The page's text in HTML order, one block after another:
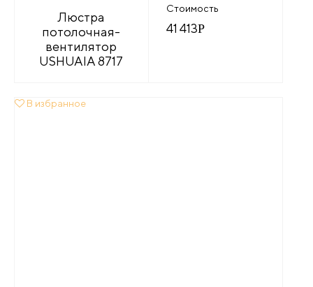
Люстра
потолочная-
вентилятор
USHUAIA 8717
Стоимость
41 413Р
В избранное